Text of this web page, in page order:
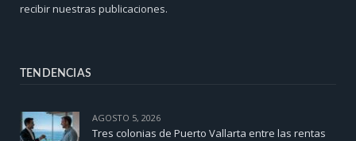
recibir nuestras publicaciones.
TENDENCIAS
AGOSTO 5, 2026
Tres colonias de Puerto Vallarta entre las rentas